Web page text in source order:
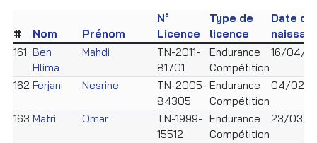
# Nom Prénom
N°
Licence
Type de
licence
Date de
161 Ben
Hlima
Mahdi
TN-2011-
81701
Endurance
Compétition
16/04/
162 Ferjani Nesrine
TN-2005-
84305
Endurance
Compétition
04/02/
163 Matri Omar
TN-1999-
15512
Endurance
Compétition
23/03/